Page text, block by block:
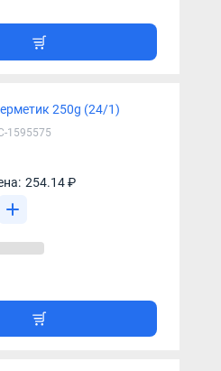
250g (24/1)
1595575
254.14 ₽